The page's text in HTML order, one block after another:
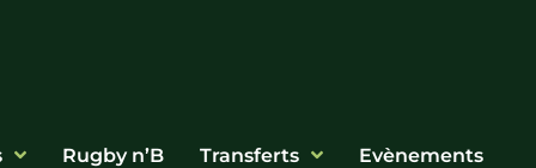
Rugby n’B Transferts Evènements